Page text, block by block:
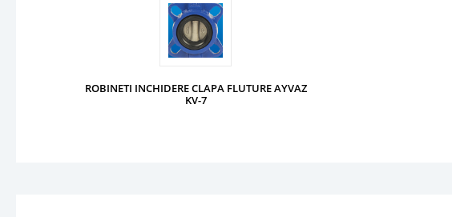
ROBINETI INCHIDERE CLAPA FLUTURE AYVAZ
KV-7